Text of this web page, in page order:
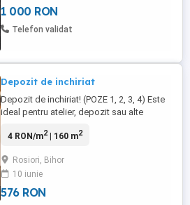
1 000 RON
Telefon validat
Depozit de inchiriat
Depozit de inchiriat! (POZE 1, 2, 3, 4) Este
ideal pentru atelier, depozit sau alte
caramida, acoperisul este din panouri
Cladirile este prevazuta cu geamuri
termopan si curent trifazic, este montat
mai multe prize in cladire. Suprafață ...
4 RON/m2| 160 m2
Rosiori, Bihor
10 iunie
576 RON